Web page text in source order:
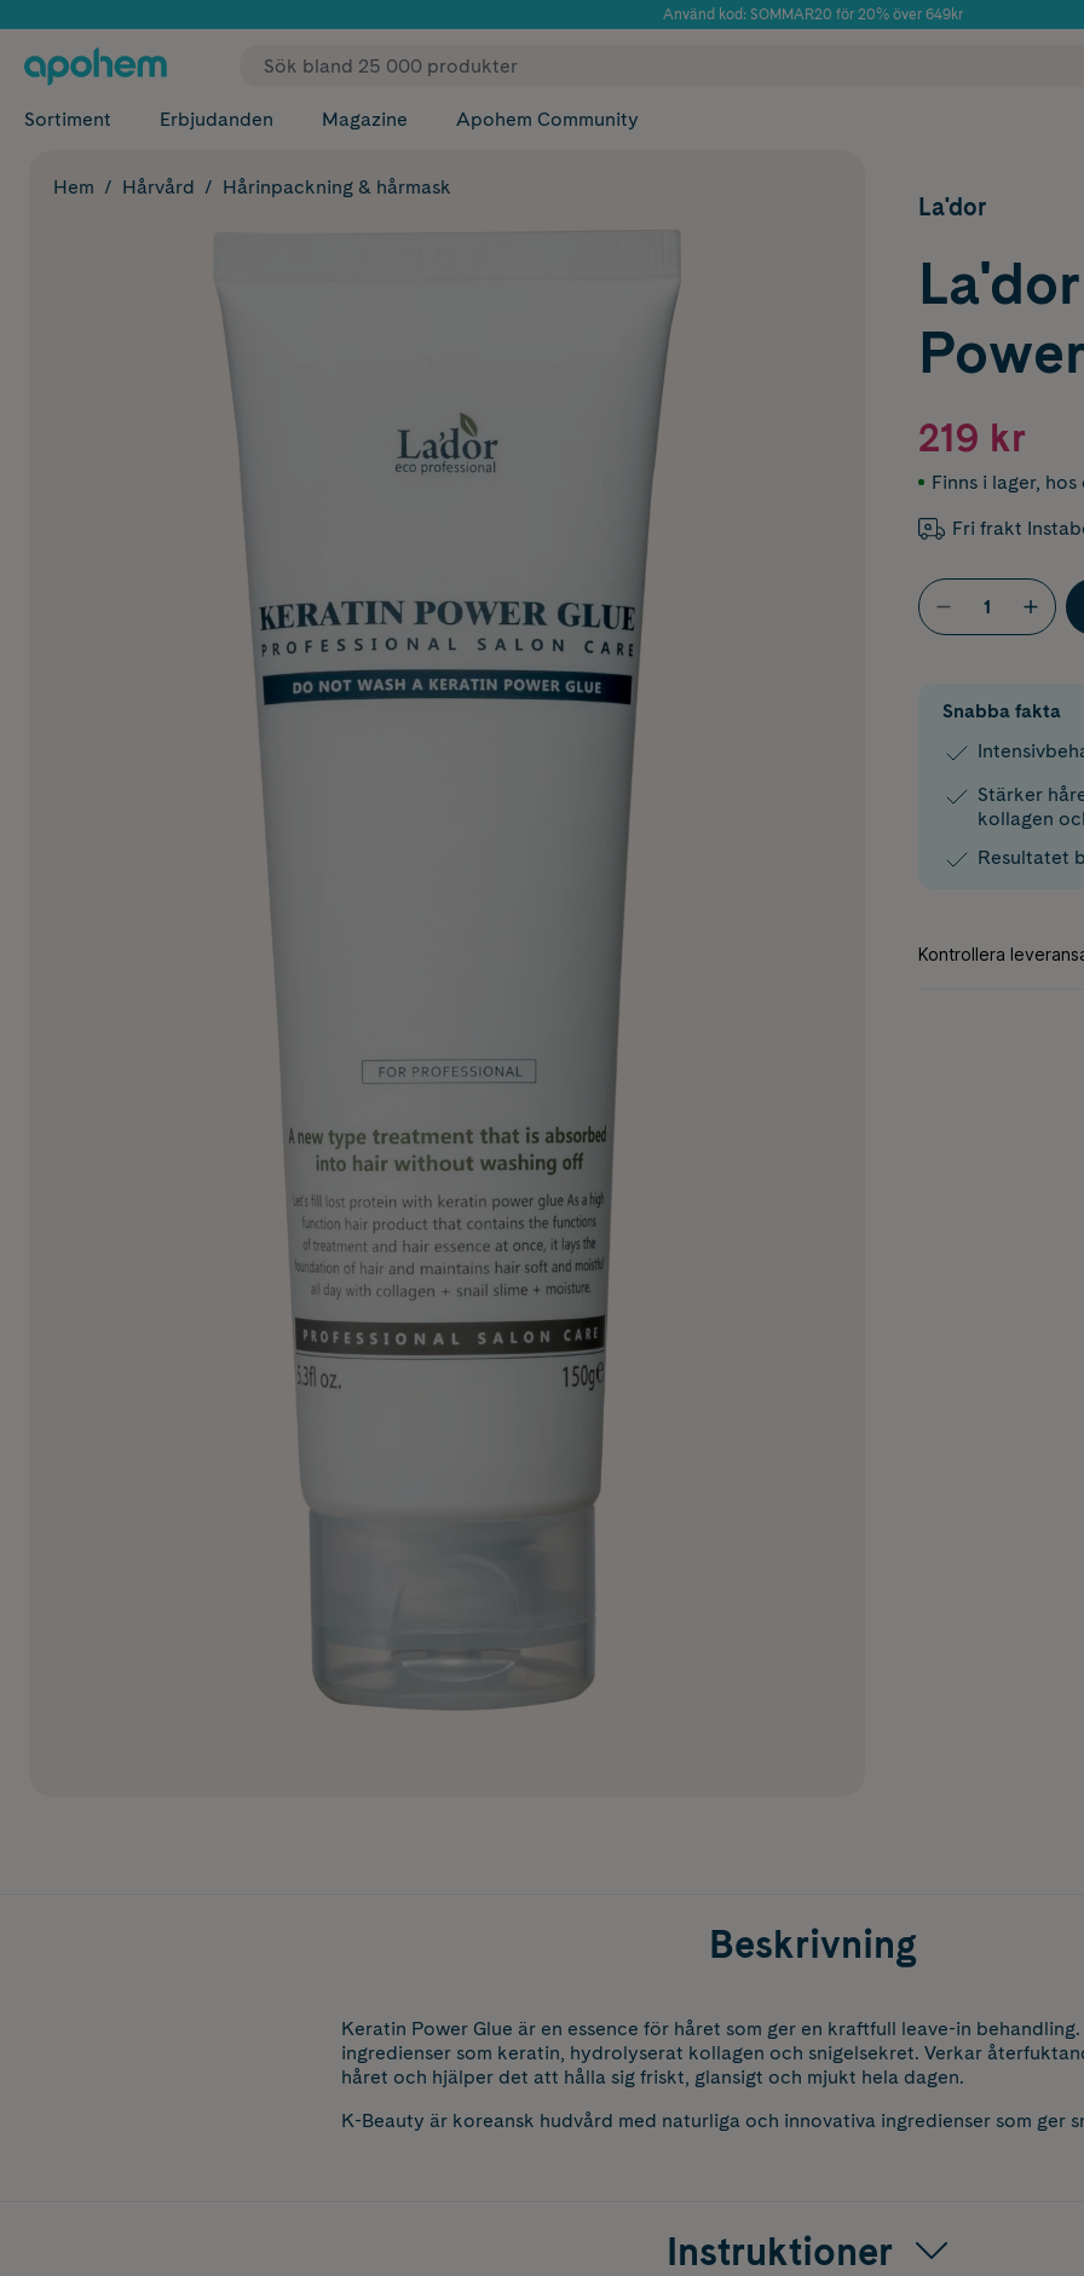
Använd kod: SOMMAR20 för 20% över 649kr
✓ Fri frakt
Sortiment Erbjudanden Magazine Apohem Community
Hem Hårvård Hårinpackning & hårmask
La'dor
219 kr
Finns i lager, hos
Fri frakt
Snabba fakta
Stärker
kollagen
Resultatet
Beskrivning
Keratin Power Glue är en essence för håret som ger en kraftfull leave-in
ingredienser som keratin, hydrolyserat kollagen och snigelsekret. Verkar
håret och hjälper det att hålla sig friskt, glansigt och mjukt hela dagen.
K-Beauty är koreansk hudvård med naturliga och innovativa ingredienser som ger
Instruktioner